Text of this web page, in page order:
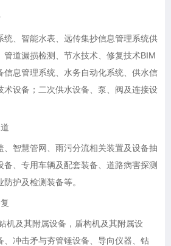
统、智能水表、远传集抄信息管理系统供
管道漏损检测、节水技术、修复技术BIM
信息管理系统、水务自动化系统、供水信
术设备；二次供水设备、泵、阀及连接设
、智慧管网、雨污分流相关装置及设备抽
备、专用车辆及配套装备、道路病害探测
护及检测装备等。
机及其附属设备，盾构机及其附属设
、冲击矛与夯管锤设备、导向仪器、钻